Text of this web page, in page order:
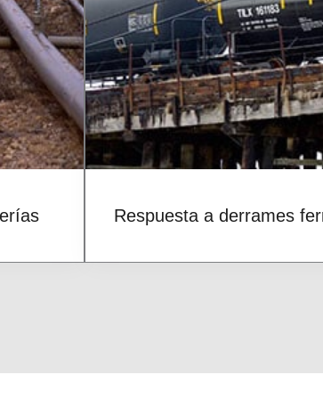
Respuesta a derrames